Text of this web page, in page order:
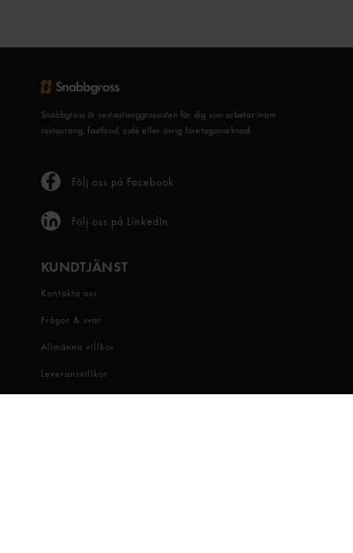
Snabbgross är restauranggrossisten för dig som arbetar inom
restaurang, fastfood, café eller övrig företagsmarknad.
Följ oss på Facebook
Följ oss på LinkedIn
KUNDTJÄNST
Kontakta oss
Frågor & svar
Allmänna villkor
Leveransvillkor